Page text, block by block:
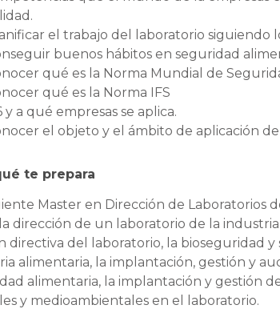
el trabajo del laboratorio siguiendo
buenos hábitos en seguridad
qué es la Norma Mundial de
qué es la Norma IFS
y a qué empresas se aplica.
el objeto y el ámbito de aplicación
te prepara
Master en Dirección de Laboratorios
la dirección de un laboratorio de la
directiva del laboratorio, la bioseguridad
alimentaria, la implantación, gestión y
alimentaria, la implantación y gestión
y medioambientales en el laboratorio.